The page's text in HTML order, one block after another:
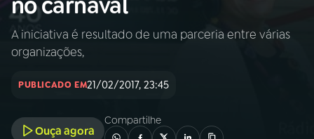
Nacional
AO VIVO
INÍCIO
A RÁDIO
A iniciativa é resultado de uma parceria entre várias
organizações,
PUBLICADO EM21/02/2017, 23:45
Ouça agora
Compartilhe